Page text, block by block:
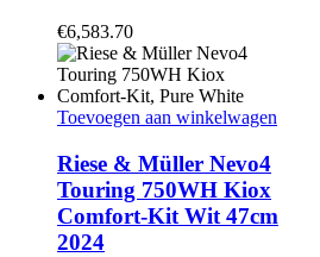
€6,583.70
Toevoegen aan winkelwagen
Riese & Müller Nevo4
Touring 750WH Kiox
Comfort-Kit Wit 47cm
2024